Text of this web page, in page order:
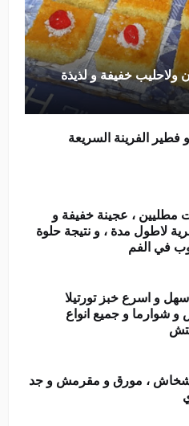
ولاحليب خفيفة و لذيذة
فطير الفرينة السريعة
مطليين ، عجينة خفيفة و
لاطول مدة ، و نتيجة حلوة
في الفم
و اسرع خبز تورتيلا
و شوارما و جميع انواع
، مورق و مقرمش و جد